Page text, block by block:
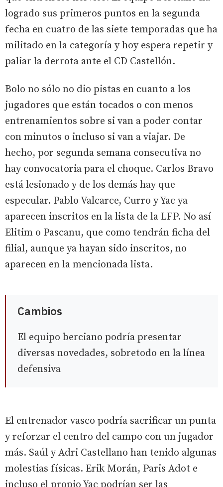
logrado sus primeros puntos en la segunda
fecha en cuatro de las siete temporadas que ha
militado en la categoría y hoy espera repetir y
paliar la derrota ante el CD Castellón.
Bolo no sólo no dio pistas en cuanto a los
jugadores que están tocados o con menos
entrenamientos sobre si van a poder contar
con minutos o incluso si van a viajar. De
hecho, por segunda semana consecutiva no
hay convocatoria para el choque. Carlos Bravo
está lesionado y de los demás hay que
especular. Pablo Valcarce, Curro y Yac ya
aparecen inscritos en la lista de la LFP. No así
Elitim o Pascanu, que como tendrán ficha del
filial, aunque ya hayan sido inscritos, no
aparecen en la mencionada lista.
Cambios
El equipo berciano podría presentar
diversas novedades, sobretodo en la línea
defensiva
El entrenador vasco podría sacrificar un punta
y reforzar el centro del campo con un jugador
más. Saúl y Adri Castellano han tenido algunas
molestias físicas. Erik Morán, Paris Adot e